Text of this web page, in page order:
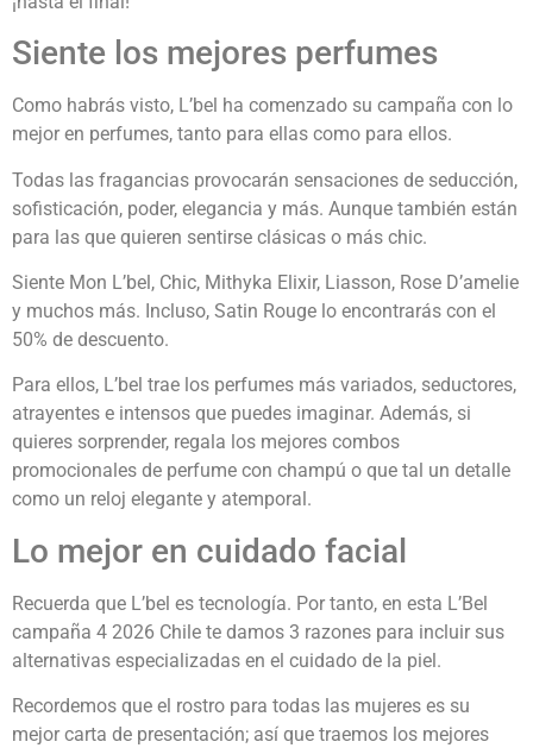
Siente los mejores perfumes
Como habrás visto, L’bel ha comenzado su campaña con lo
mejor en perfumes, tanto para ellas como para ellos.
Todas las fragancias provocarán sensaciones de seducción,
sofisticación, poder, elegancia y más. Aunque también están
para las que quieren sentirse clásicas o más chic.
Siente Mon L’bel, Chic, Mithyka Elixir, Liasson, Rose D’amelie
y muchos más. Incluso, Satin Rouge lo encontrarás con el
50% de descuento.
Para ellos, L’bel trae los perfumes más variados, seductores,
atrayentes e intensos que puedes imaginar. Además, si
quieres sorprender, regala los mejores combos
promocionales de perfume con champú o que tal un detalle
como un reloj elegante y atemporal.
Lo mejor en cuidado facial
Recuerda que L’bel es tecnología. Por tanto, en esta L’Bel
campaña 4 2026 Chile te damos 3 razones para incluir sus
alternativas especializadas en el cuidado de la piel.
Recordemos que el rostro para todas las mujeres es su
mejor carta de presentación; así que traemos los mejores